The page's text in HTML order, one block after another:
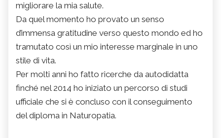
migliorare la mia salute.
Da quel momento ho provato un senso
d’immensa gratitudine verso questo mondo ed ho
tramutato così un mio interesse marginale in uno
stile di vita.
Per molti anni ho fatto ricerche da autodidatta
finché nel 2014 ho iniziato un percorso di studi
ufficiale che si è concluso con il conseguimento
del diploma in Naturopatia.